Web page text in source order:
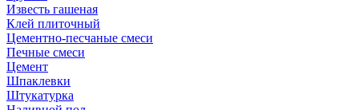
Известь гашеная
Клей плиточный
Цементно-песчаные смеси
Печные смеси
Цемент
Шпаклевки
Штукатурка